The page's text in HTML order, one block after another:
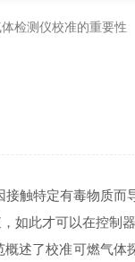
检测仪校准的重要性
触特定有毒物质
如此才可以在控制器
述了校准可燃气